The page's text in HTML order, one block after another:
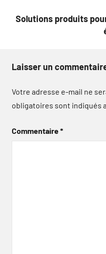
Solutions produits
Laisser un
Votre adresse e-mail ne
obligatoires sont indiqués
Commentaire*